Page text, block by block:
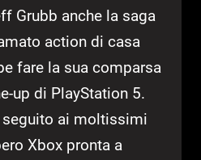
Grubb anche la saga
action di casa
fare la sua comparsa
up di PlayStation 5.
seguito ai moltissimi
Xbox pronta a